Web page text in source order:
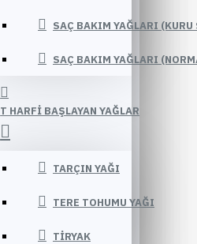
SAÇ BAKIM YAĞLARI
SAÇ BAKIM YAĞLARI
T HARFI BAŞLAYAN YAĞLAR
TARÇIN YAĞI
TERE TOHUMU YAĞI
TIRYAK